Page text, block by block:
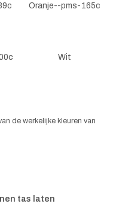
Oranje--pms-165c
Wit
de werkelijke kleuren van
tas laten